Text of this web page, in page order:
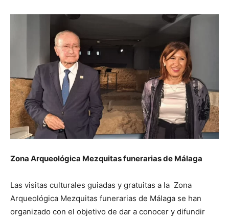
Zona Arqueológica Mezquitas funerarias de Málaga
Las visitas culturales guiadas y gratuitas a la Zona
Arqueológica Mezquitas funerarias de Málaga se han
organizado con el objetivo de dar a conocer y difundir